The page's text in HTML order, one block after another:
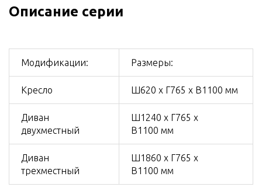
Описание серии
Модификации: Размеры:
Кресло Ш620 х Г765 х В1100 мм
Диван
двухместный
Ш1240 х Г765 х
В1100 мм
Диван
трехместный
Ш1860 х Г765 х
В1100 мм